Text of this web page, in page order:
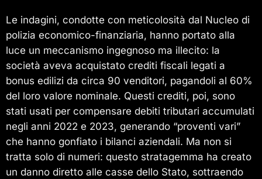
Le indagini, condotte con meticolosità dal Nucleo di
polizia economico-finanziaria, hanno portato alla
luce un meccanismo ingegnoso ma illecito: la
società aveva acquistato crediti fiscali legati a
bonus edilizi da circa 90 venditori, pagandoli al 60%
del loro valore nominale. Questi crediti, poi, sono
stati usati per compensare debiti tributari accumulati
negli anni 2022 e 2023, generando “proventi vari”
che hanno gonfiato i bilanci aziendali. Ma non si
tratta solo di numeri: questo stratagemma ha creato
un danno diretto alle casse dello Stato, sottraendo